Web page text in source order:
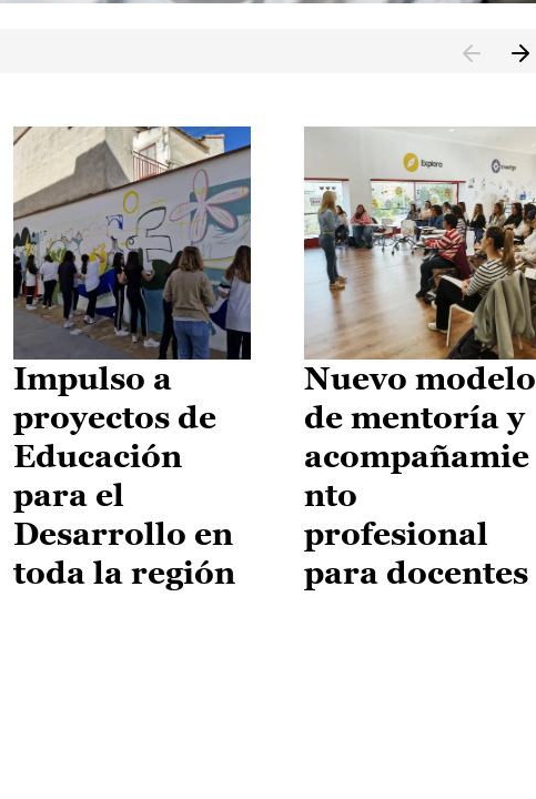
Impulso a
proyectos de
Educación
para el
Desarrollo en
toda la región
Nuevo modelo
de mentoría y
acompañamie
nto
profesional
para docentes